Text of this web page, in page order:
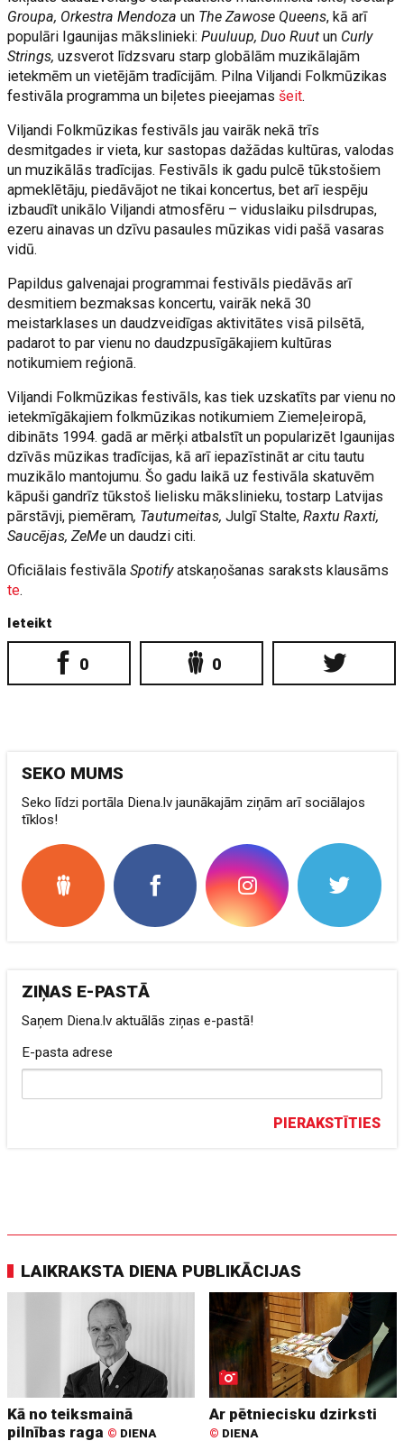
Groupa, Orkestra Mendoza un The Zawose Queens, kā arī
populāri Igaunijas mākslinieki:Puuluup, Duo Ruutun Curly
Strings, uzsverot līdzsvaru starp globālām muzikālajām
ietekmēm un vietējām tradīcijām. Pilna Viljandi Folkmūzikas
festivāla programma un biļetes pieejamasšeit.
Viljandi Folkmūzikas festivāls jau vairāk nekā trīs
desmitgades ir vieta, kur sastopas dažādas kultūras, valodas
un muzikālās tradīcijas. Festivāls ik gadu pulcē tūkstošiem
apmeklētāju, piedāvājot ne tikai koncertus, bet arī iespēju
izbaudīt unikālo Viljandi atmosfēru – viduslaiku pilsdrupas,
ezeru ainavas un dzīvu pasaules mūzikas vidi pašā vasaras
vidū.
Papildus galvenajai programmai festivāls piedāvās arī
desmitiem bezmaksas koncertu, vairāk nekā 30
meistarklases un daudzveidīgas aktivitātes visā pilsētā,
padarot to par vienu no daudzpusīgākajiem kultūras
notikumiem reģionā.
Viljandi Folkmūzikas festivāls, kas tiek uzskatīts par vienu no
ietekmīgākajiem folkmūzikas notikumiem Ziemeļeiropā,
dibināts 1994. gadā ar mērķi atbalstīt un popularizēt Igaunijas
dzīvās mūzikas tradīcijas, kā arī iepazīstināt ar citu tautu
muzikālo mantojumu. Šo gadu laikā uz festivāla skatuvēm
kāpuši gandrīz tūkstoš lielisku mākslinieku, tostarp Latvijas
pārstāvji, piemēram, Tautumeitas, Julgī Stalte,Raxtu Raxti,
Saucējas, ZeMe un daudzi citi.
Oficiālais festivālaSpotifyatskaņošanas saraksts klausāms
te.
Ieteikt
0 0
SEKO MUMS
Seko līdzi portāla Diena.lv jaunākajām ziņām arī sociālajos
tīklos!
ZIŅAS E-PASTĀ
Saņem Diena.lv aktuālās ziņas e-pastā!
E-pasta adrese
PIERAKSTĪTIES
LAIKRAKSTA DIENA PUBLIKĀCIJAS
Kā no teiksmainā
pilnības raga © DIENA
Ar pētniecisku dzirksti
© DIENA